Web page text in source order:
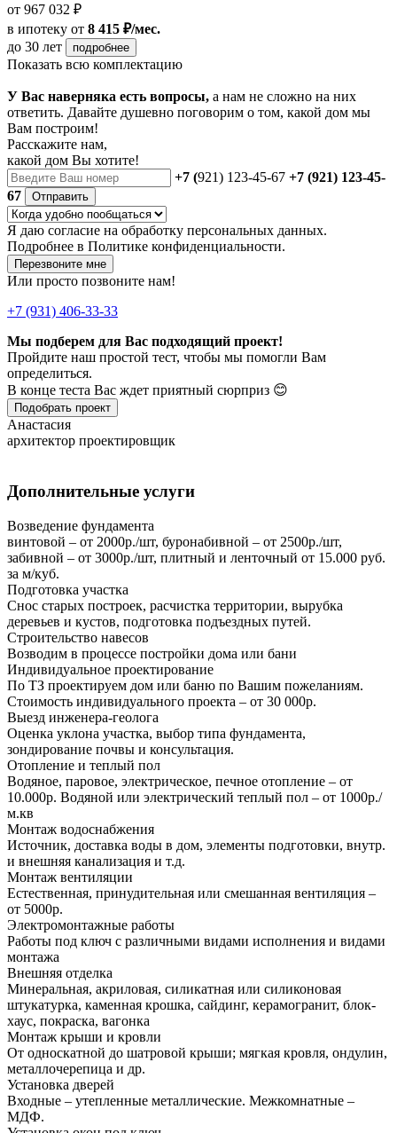
от 967 032 ₽
в ипотеку от 8 415 ₽/мес.
до 30 лет
подробнее
Показать всю комплектацию
У Вас наверняка есть вопросы, а нам не сложно на них
ответить. Давайте душевно поговорим о том, какой дом мы
Вам построим!
Расскажите нам,
какой дом Вы хотите!
+7 (921) 123-45-67 +7 (921) 123-45-
67
Отправить
Я даю согласие на обработку персональных данных.
Подробнее в Политике конфиденциальности.
Перезвоните мне
Или просто позвоните нам!
+7 (931) 406-33-33
Мы подберем для Вас подходящий проект!
Пройдите наш простой тест, чтобы мы помогли Вам
определиться.
В конце теста Вас ждет приятный сюрприз 😊
Подобрать проект
Анастасия
архитектор проектировщик
Дополнительные услуги
Возведение фундамента
винтовой – от 2000р./шт, буронабивной – от 2500р./шт,
забивной – от 3000р./шт, плитный и ленточный от 15.000 руб.
за м/куб.
Подготовка участка
Снос старых построек, расчистка территории, вырубка
деревьев и кустов, подготовка подъездных путей.
Строительство навесов
Возводим в процессе постройки дома или бани
Индивидуальное проектирование
По ТЗ проектируем дом или баню по Вашим пожеланиям.
Стоимость индивидуального проекта – от 30 000р.
Выезд инженера-геолога
Оценка уклона участка, выбор типа фундамента,
зондирование почвы и консультация.
Отопление и теплый пол
Водяное, паровое, электрическое, печное отопление – от
10.000р. Водяной или электрический теплый пол – от 1000р./
м.кв
Монтаж водоснабжения
Источник, доставка воды в дом, элементы подготовки, внутр.
и внешняя канализация и т.д.
Монтаж вентиляции
Естественная, принудительная или смешанная вентиляция –
от 5000р.
Электромонтажные работы
Работы под ключ с различными видами исполнения и видами
монтажа
Внешняя отделка
Минеральная, акриловая, силикатная или силиконовая
штукатурка, каменная крошка, сайдинг, керамогранит, блок-
хаус, покраска, вагонка
Монтаж крыши и кровли
От односкатной до шатровой крыши; мягкая кровля, ондулин,
металлочерепица и др.
Установка дверей
Входные – утепленные металлические. Межкомнатные –
МДФ.